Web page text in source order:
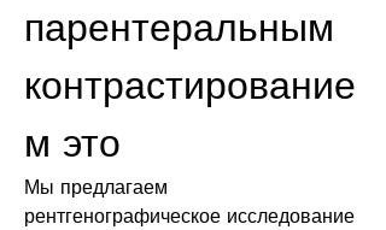
парентеральным
контрастирование
м это
Мы предлагаем
рентгенографическое исследование